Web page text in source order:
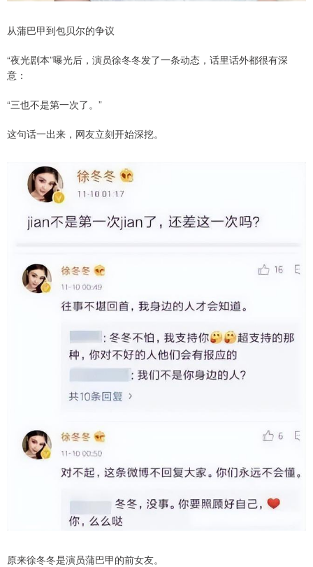
从蒲巴甲到包贝尔的争议
“夜光剧本”曝光后，演员徐冬冬发了一条动态，话里话外都很有深
意：
“三也不是第一次了。”
这句话一出来，网友立刻开始深挖。
原来徐冬冬是演员蒲巴甲的前女友。